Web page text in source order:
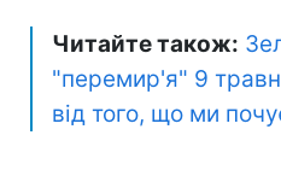
Читайте також:
"перемир'я" 9
від того, що ми